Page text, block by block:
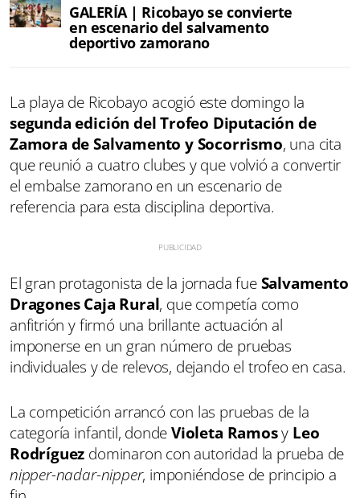
GALERÍA | Ricobayo se convierte
en escenario del salvamento
deportivo zamorano
La playa de Ricobayo acogió este domingo la
segunda edición del Trofeo Diputación de
Zamora de Salvamento y Socorrismo, una cita
que reunió a cuatro clubes y que volvió a convertir
el embalse zamorano en un escenario de
referencia para esta disciplina deportiva.
El gran protagonista de la jornada fueSalvamento
Dragones Caja Rural, que competía como
anfitrión y firmó una brillante actuación al
imponerse en un gran número de pruebas
individuales y de relevos, dejando el trofeo en casa.
La competición arrancó con las pruebas de la
categoría infantil, dondeVioleta Ramosy Leo
Rodríguez dominaron con autoridad la prueba de
nipper-nadar-nipper, imponiéndose de principio a